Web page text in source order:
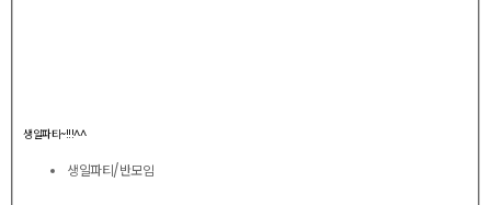
생일파티~!!!^^
생일파티/반모임